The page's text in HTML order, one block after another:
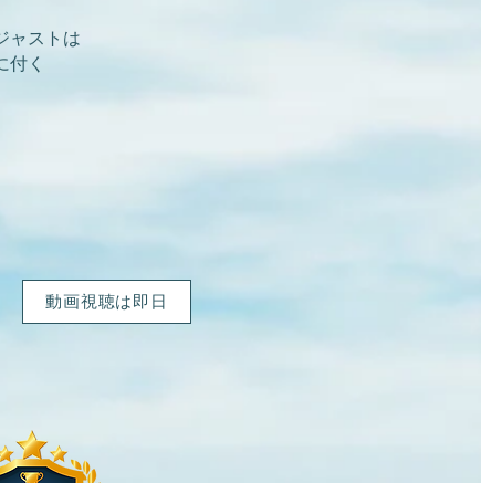
ャストは
付く
動画視聴は即日